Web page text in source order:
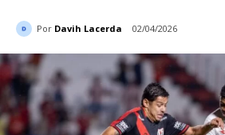
Por Davih Lacerda 02/04/2026